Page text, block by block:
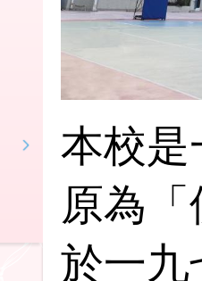
本校是
原為
於一九